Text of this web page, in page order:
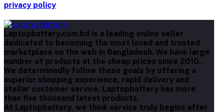
privacy policy
Laptopbattery.com.bd is a leading online seller
dedicated to becoming the most loved and trusted
marketplace on the web in Bangladesh. We have large
number of products at the cheap prices since 2010.
We determinedly follow these goals by offering a
superior shopping experience, rapid delivery and
stellar customer service. Laptopbattery has more
than five thousand latest products.
At Laptopbattery, we think service truly begins after